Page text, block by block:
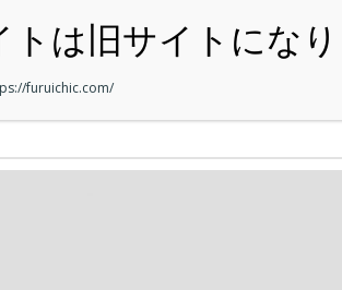
・HOME ・ITEM
furuichic.com/